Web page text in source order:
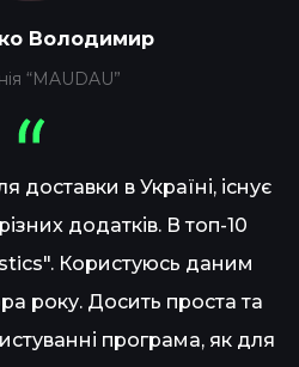
Володимир
“MAUDAU”
доставки в Україні, існує
додатків. В топ-10
Користуюсь даним
року. Досить проста та
програма, як для